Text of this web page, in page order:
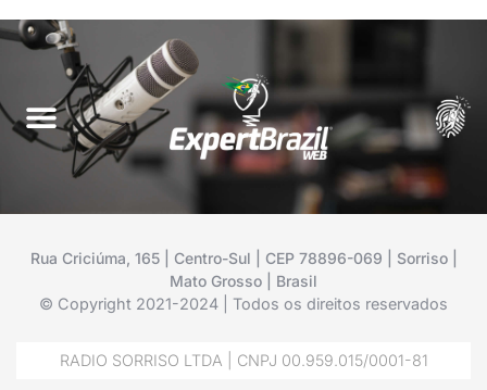
Rua Criciúma, 165 | Centro-Sul | CEP 78896-069 | Sorriso |
Mato Grosso | Brasil
© Copyright 2021-2024 | Todos os direitos reservados
RADIO SORRISO LTDA | CNPJ 00.959.015/0001-81